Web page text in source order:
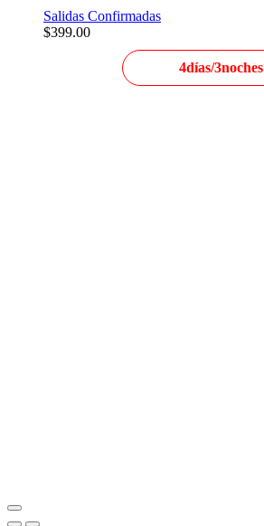
Salidas Confirmadas
$399.00
4días/3noches